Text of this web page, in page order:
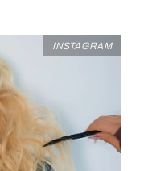
INSTAGRAM